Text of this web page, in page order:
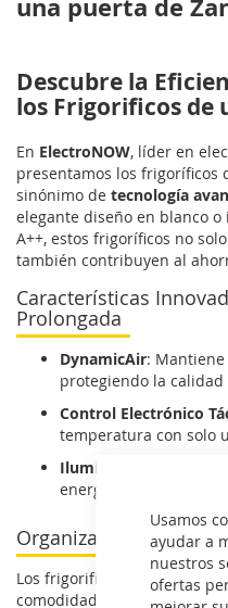
Usamos
ayudar a
nuestros
ofertas
una puerta de
Descubre la
los Frigorificos de
En ElectroNOW, líder en
presentamos los frigoríficos
sinónimo de tecnología
elegante diseño en blanco
A++, estos frigoríficos no
también contribuyen al
Características
Prolongada
DynamicAir:
protegiendo la
Control Electrónico
temperatura con solo
Iluminación LED
:
energía.
Organización y
Los frigorificos Zanussi
comodidad. Con